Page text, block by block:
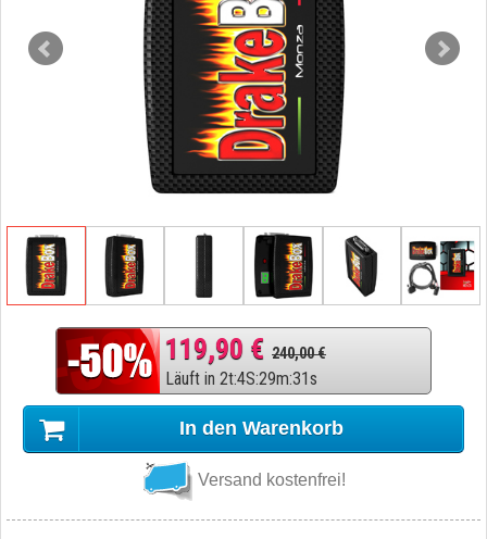
119,90 € 240,00 €
Läuft in 2t:4S:29m:30s
In den Warenkorb
Versand kostenfrei!